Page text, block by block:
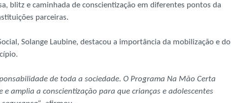
blitz e caminhada de conscientização em diferentes pontos da
parceiras.
Solange Laubine, destacou a importância da mobilização e do
de toda a sociedade. O Programa Na Mão Certa
amplia a conscientização para que crianças e adolescentes